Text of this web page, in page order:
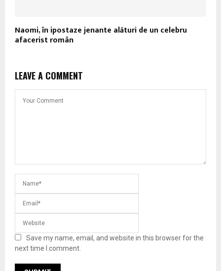
Naomi, în ipostaze jenante alături de un celebru
afacerist român
LEAVE A COMMENT
Save my name, email, and website in this browser for the
next time I comment.